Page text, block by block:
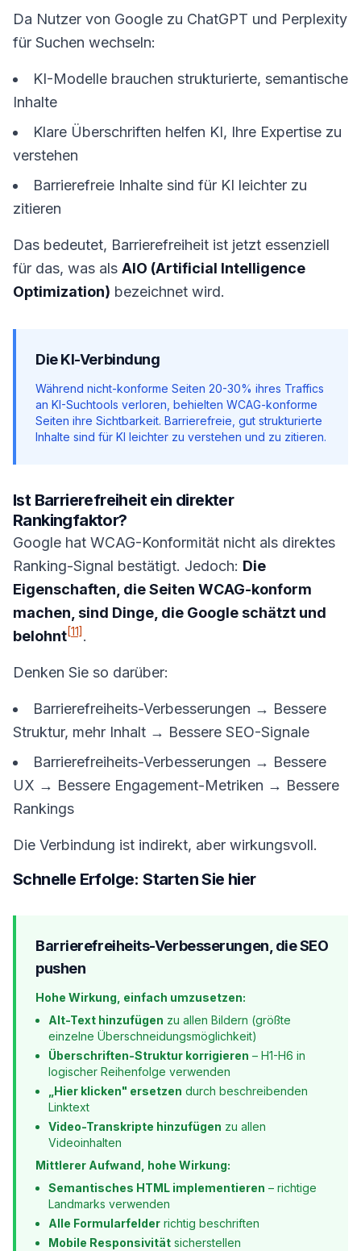
Da Nutzer von Google zu ChatGPT und Perplexity
für Suchen wechseln:
KI-Modelle brauchen strukturierte, semantische
Inhalte
Klare Überschriften helfen KI, Ihre Expertise zu
verstehen
Barrierefreie Inhalte sind für KI leichter zu
zitieren
Das bedeutet, Barrierefreiheit ist jetzt essenziell
für das, was als AIO (Artificial Intelligence
Optimization) bezeichnet wird.
Die KI-Verbindung
Während nicht-konforme Seiten 20-30% ihres Traffics
an KI-Suchtools verloren, behielten WCAG-konforme
Seiten ihre Sichtbarkeit. Barrierefreie, gut strukturierte
Inhalte sind für KI leichter zu verstehen und zu zitieren.
Ist Barrierefreiheit ein direkter
Rankingfaktor?
Google hat WCAG-Konformität nicht als direktes
Ranking-Signal bestätigt. Jedoch: Die
Eigenschaften, die Seiten WCAG-konform
machen, sind Dinge, die Google schätzt und
belohnt[11] .
Denken Sie so darüber:
Barrierefreiheits-Verbesserungen → Bessere
Struktur, mehr Inhalt → Bessere SEO-Signale
Barrierefreiheits-Verbesserungen → Bessere
UX → Bessere Engagement-Metriken → Bessere
Rankings
Die Verbindung ist indirekt, aber wirkungsvoll.
Schnelle Erfolge: Starten Sie hier
Barrierefreiheits-Verbesserungen, die SEO
pushen
Hohe Wirkung, einfach umzusetzen:
Alt-Text hinzufügen zu allen Bildern (größte
einzelne Überschneidungsmöglichkeit)
Überschriften-Struktur korrigieren – H1-H6 in
logischer Reihenfolge verwenden
„Hier klicken" ersetzen durch beschreibenden
Linktext
Video-Transkripte hinzufügen zu allen
Videoinhalten
Mittlerer Aufwand, hohe Wirkung:
Semantisches HTML implementieren – richtige
Landmarks verwenden
Alle Formularfelder richtig beschriften
Mobile Responsivität sicherstellen